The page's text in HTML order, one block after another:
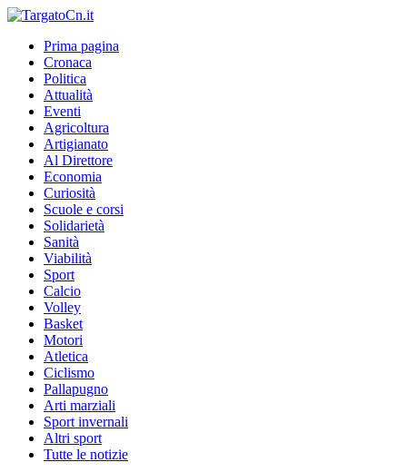
Prima pagina
Cronaca
Politica
Attualità
Eventi
Agricoltura
Artigianato
Al Direttore
Economia
Curiosità
Scuole e corsi
Solidarietà
Sanità
Viabilità
Sport
Calcio
Volley
Basket
Motori
Atletica
Ciclismo
Pallapugno
Arti marziali
Sport invernali
Altri sport
Tutte le notizie